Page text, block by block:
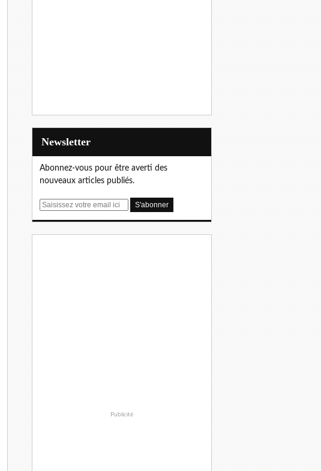
Newsletter
Abonnez-vous pour être averti des
nouveaux articles publiés.
E
Publicité